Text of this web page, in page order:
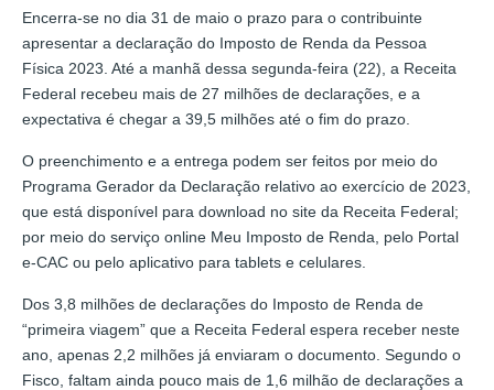
Encerra-se no dia 31 de maio o prazo para o contribuinte
apresentar a declaração do Imposto de Renda da Pessoa
Física 2023. Até a manhã dessa segunda-feira (22), a Receita
Federal recebeu mais de 27 milhões de declarações, e a
expectativa é chegar a 39,5 milhões até o fim do prazo.
O preenchimento e a entrega podem ser feitos por meio do
Programa Gerador da Declaração relativo ao exercício de 2023,
que está disponível para download no site da Receita Federal;
por meio do serviço online Meu Imposto de Renda, pelo Portal
e-CAC ou pelo aplicativo para tablets e celulares.
Dos 3,8 milhões de declarações do Imposto de Renda de
“primeira viagem” que a Receita Federal espera receber neste
ano, apenas 2,2 milhões já enviaram o documento. Segundo o
Fisco, faltam ainda pouco mais de 1,6 milhão de declarações a